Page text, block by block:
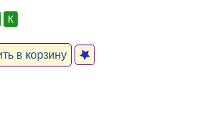
К
в корзину